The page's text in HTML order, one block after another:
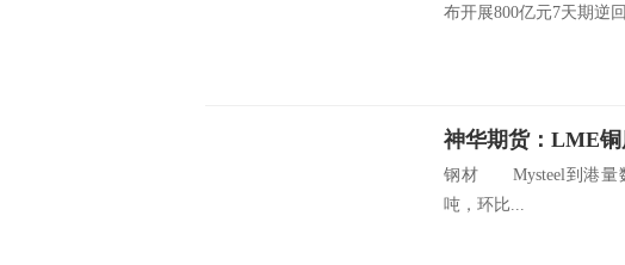
布开展800亿元7天期逆
神华期货：LME铜
钢材 Mysteel到港量数
吨，环比...